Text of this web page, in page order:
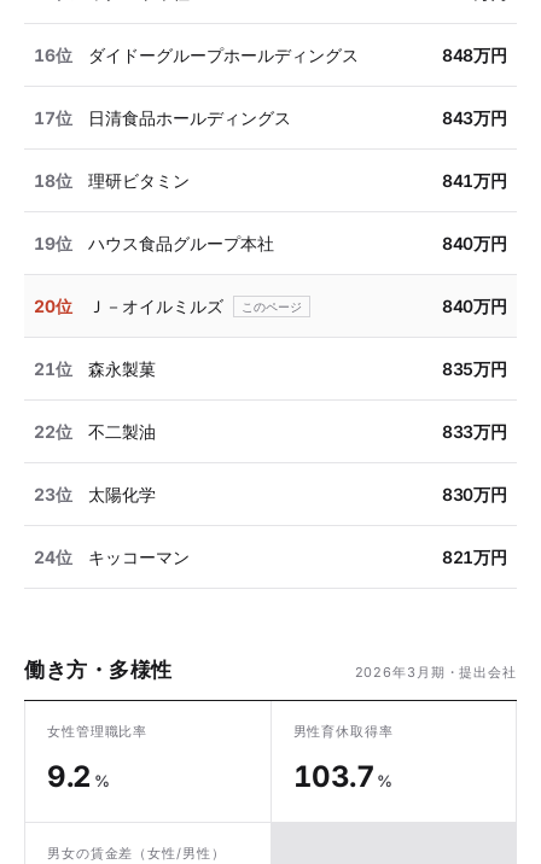
16位 ダイドーグループホールディングス 848万円
17位 日清食品ホールディングス 843万円
18位 理研ビタミン 841万円
19位 ハウス食品グループ本社 840万円
20位 Ｊ－オイルミルズ 840万円
21位 森永製菓 835万円
22位 不二製油 833万円
23位 太陽化学 830万円
24位 キッコーマン 821万円
働き方・多様性 2026年3月期・提出会社
女性管理職比率
9.2 %
男性育休取得率
103.7 %
男女の賃金差 （女性/男性）